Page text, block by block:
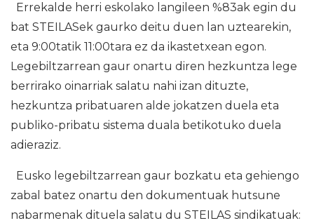
Errekalde herri eskolako langileen %83ak egin du
bat STEILASek gaurko deitu duen lan uztearekin,
eta 9:00tatik 11:00tara ez da ikastetxean egon.
Legebiltzarrean gaur onartu diren hezkuntza lege
berrirako oinarriak salatu nahi izan dituzte,
hezkuntza pribatuaren alde jokatzen duela eta
publiko-pribatu sistema duala betikotuko duela
adieraziz.
Eusko legebiltzarrean gaur bozkatu eta gehiengo
zabal batez onartu den dokumentuak hutsune
nabarmenak dituela salatu du STEILAS sindikatuak: